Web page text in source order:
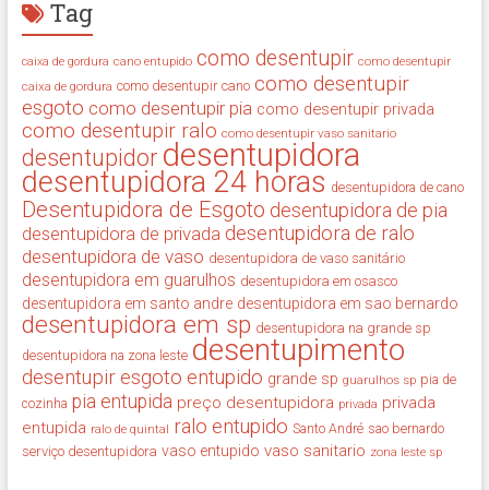
Tag
caixa de gordura cano entupido como desentupir como desentupir
caixa de gordura como desentupir cano como desentupir
esgoto como desentupir pia como desentupir privada
como desentupir ralo como desentupir vaso sanitario
desentupidor desentupidora
desentupidora 24 horas desentupidora de cano
Desentupidora de Esgoto desentupidora de pia
desentupidora de privada desentupidora de ralo
desentupidora de vaso desentupidora de vaso sanitário
desentupidora em guarulhos desentupidora em osasco
desentupidora em santo andre desentupidora em sao bernardo
desentupidora em sp desentupidora na grande sp
desentupidora na zona leste desentupimento
desentupir esgoto entupido grande sp guarulhos sp pia de
cozinha pia entupida preço desentupidora privada privada
entupida ralo de quintal ralo entupido Santo André sao bernardo
serviço desentupidora vaso entupido vaso sanitario zona leste sp